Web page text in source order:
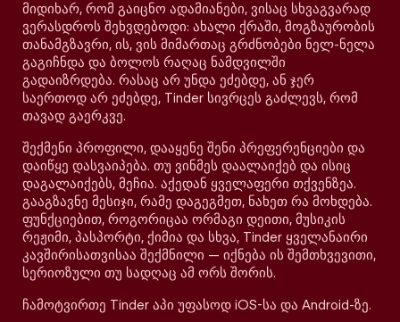
მიდიხარ, რომ გაიცნო ადამიანები, ვისაც სხვაგვარად
ვერასდროს შეხვდებოდი: ახალი ქრაში, მოგზაურობის
თანამგზავრი, ის, ვის მიმართაც გრძნობები ნელ-ნელა
გაგიჩნდა და ბოლოს რაღაც ნამდვილში
გადაიზრდება. რასაც არ უნდა ეძებდე, ან ჯერ
საერთოდ არ ეძებდე, Tinder სივრცეს გაძლევს, რომ
თავად გაერკვე.
შექმენი პროფილი, დააყენე შენი პრეფერენციები და
დაიწყე დასვაიპება. თუ ვინმეს დაალაიქებ და ისიც
დაგალაიქებს, მეჩია. აქედან ყველაფერი თქვენზეა.
გააგზავნე მესიჯი, რამე დაგეგმეთ, ნახეთ რა მოხდება.
ფუნქციებით, როგორიცაა ორმაგი დეითი, მუსიკის
რეჟიმი, პასპორტი, ქიმია და სხვა, Tinder ყველანაირი
კავშირისათვისაა შექმნილი — იქნება ის შემთხვევითი,
სერიოზული თუ სადღაც ამ ორს შორის.
ჩამოტვირთე Tinder აპი უფასოდ iOS-სა და Android-ზე.